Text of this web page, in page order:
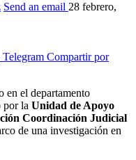
Send an email 28 febrero,
Telegram Compartir por
en el departamento
por la Unidad de Apoyo
Coordinación Judicial
de una investigación en